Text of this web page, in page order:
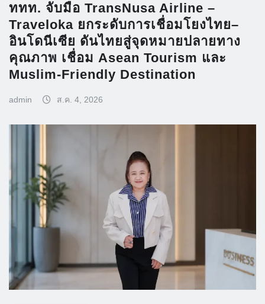
ททท. จับมือ TransNusa Airline –
Traveloka ยกระดับการเชื่อมโยงไทย–
อินโดนีเซีย ดันไทยสู่จุดหมายปลายทาง
คุณภาพ เชื่อม Asean Tourism และ
Muslim-Friendly Destination
admin ส.ค. 4, 2026